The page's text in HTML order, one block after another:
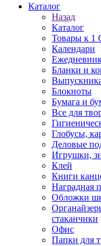
Каталог
Назад
Каталог
Товары к 1
Календари
Бланки и
Блокноты
Бумага и
Все для
Глобусы,
Деловые
Игрушки,
Клей
Книги
Наградная
Обложки
стаканчики
Офис
Папки для